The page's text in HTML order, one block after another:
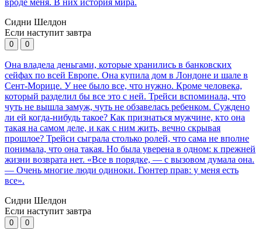
Сидни Шелдон
Если наступит завтра
0 0
Она владела деньгами, которые хранились в банковских
сейфах по всей Европе. Она купила дом в Лондоне и шале в
Сент-Морице. У нее было все, что нужно. Кроме человека,
который разделил бы все это с ней. Трейси вспоминала, что
чуть не вышла замуж, чуть не обзавелась ребенком. Суждено
ли ей когда-нибудь такое? Как признаться мужчине, кто она
такая на самом деле, и как с ним жить, вечно скрывая
прошлое? Трейси сыграла столько ролей, что сама не вполне
понимала, что она такая. Но была уверена в одном: к прежней
жизни возврата нет. «Все в порядке, — с вызовом думала она.
— Очень многие люди одиноки. Гюнтер прав: у меня есть
все».
Сидни Шелдон
Если наступит завтра
0 0